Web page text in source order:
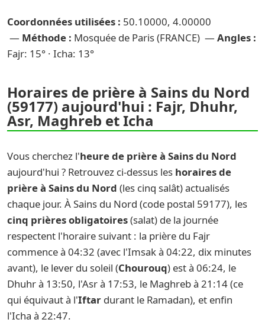
Coordonnées utilisées : 50.10000, 4.00000
— Méthode : Mosquée de Paris (FRANCE) — Angles :
Fajr: 15° · Icha: 13°
Horaires de prière à Sains du Nord
(59177) aujourd'hui : Fajr, Dhuhr,
Asr, Maghreb et Icha
Vous cherchez l'heure de prière à Sains du Nord
aujourd'hui ? Retrouvez ci-dessus les horaires de
prière à Sains du Nord (les cinq salât) actualisés
chaque jour. À Sains du Nord (code postal 59177), les
cinq prières obligatoires(salat) de la journée
respectent l'horaire suivant : la prière du Fajr
commence à 04:32 (avec l'Imsak à 04:22, dix minutes
avant), le lever du soleil (Chourouq) est à 06:24, le
Dhuhr à 13:50, l'Asr à 17:53, le Maghreb à 21:14 (ce
qui équivaut à l'Iftar durant le Ramadan), et enfin
l'Icha à 22:47.